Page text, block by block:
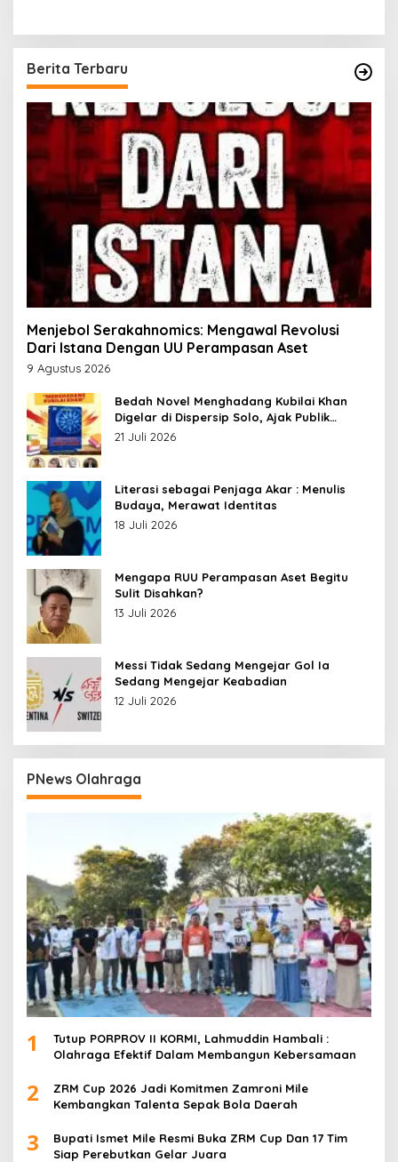
Berita Terbaru
Menjebol Serakahnomics: Mengawal Revolusi
Dari Istana Dengan UU Perampasan Aset
9 Agustus 2026
Bedah Novel Menghadang Kubilai Khan
Digelar di Dispersip Solo, Ajak Publik
Menyelami Heroisme Leluhur Nusantara
21 Juli 2026
Literasi sebagai Penjaga Akar : Menulis
Budaya, Merawat Identitas
18 Juli 2026
Mengapa RUU Perampasan Aset Begitu
Sulit Disahkan?
13 Juli 2026
Messi Tidak Sedang Mengejar Gol Ia
Sedang Mengejar Keabadian
12 Juli 2026
PNews Olahraga
1
Tutup PORPROV II KORMI, Lahmuddin Hambali :
Olahraga Efektif Dalam Membangun Kebersamaan
2
ZRM Cup 2026 Jadi Komitmen Zamroni Mile
Kembangkan Talenta Sepak Bola Daerah
3
Bupati Ismet Mile Resmi Buka ZRM Cup Dan 17 Tim
Siap Perebutkan Gelar Juara